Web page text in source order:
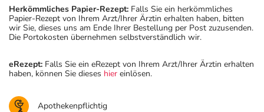
Herkömmliches Papier-Rezept: Falls Sie ein herkömmliches
Papier-Rezept von Ihrem Arzt/Ihrer Ärztin erhalten haben, bitten
wir Sie, dieses uns am Ende Ihrer Bestellung per Post zuzusenden.
Die Portokosten übernehmen selbstverständlich wir.
eRezept: Falls Sie ein eRezept von Ihrem Arzt/Ihrer Ärztin erhalten
haben, können Sie dieses hier einlösen.
Apothekenpflichtig